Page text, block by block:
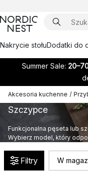
Nakrycie stołuDodatki do
Summer Sale:
Akcesoria kuchenne /
Szczypce
Funkcjonalna pęseta lub
Wybierz model, który
Filtry W